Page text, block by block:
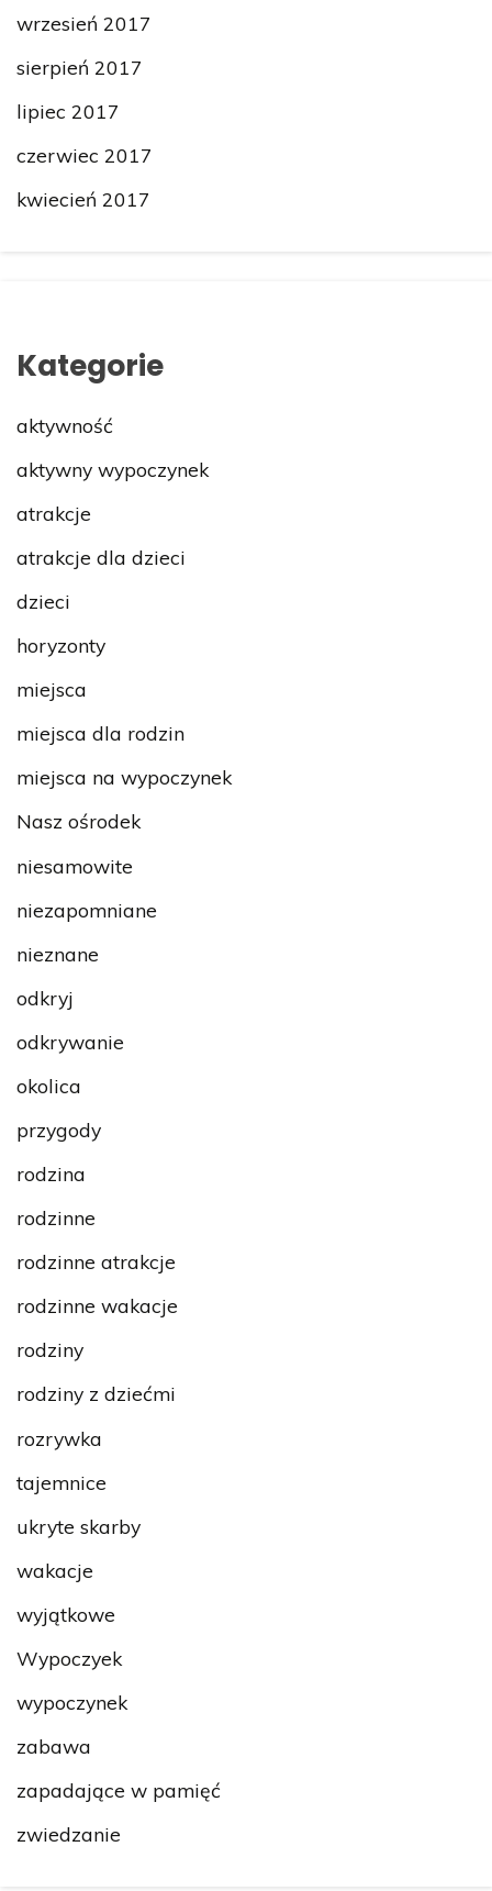
wrzesień 2017
sierpień 2017
lipiec 2017
czerwiec 2017
kwiecień 2017
Kategorie
aktywność
aktywny wypoczynek
atrakcje
atrakcje dla dzieci
dzieci
horyzonty
miejsca
miejsca dla rodzin
miejsca na wypoczynek
Nasz ośrodek
niesamowite
niezapomniane
nieznane
odkryj
odkrywanie
okolica
przygody
rodzina
rodzinne
rodzinne atrakcje
rodzinne wakacje
rodziny
rodziny z dziećmi
rozrywka
tajemnice
ukryte skarby
wakacje
wyjątkowe
Wypoczyek
wypoczynek
zabawa
zapadające w pamięć
zwiedzanie